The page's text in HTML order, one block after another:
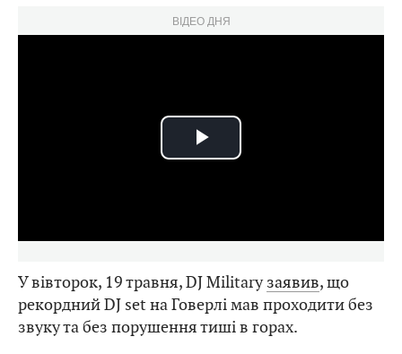
ВІДЕО ДНЯ
Play
У вівторок, 19 травня, DJ Militaryзаявив, що
рекордний DJ set на Говерлі мав проходити без
звуку та без порушення тиші в горах.